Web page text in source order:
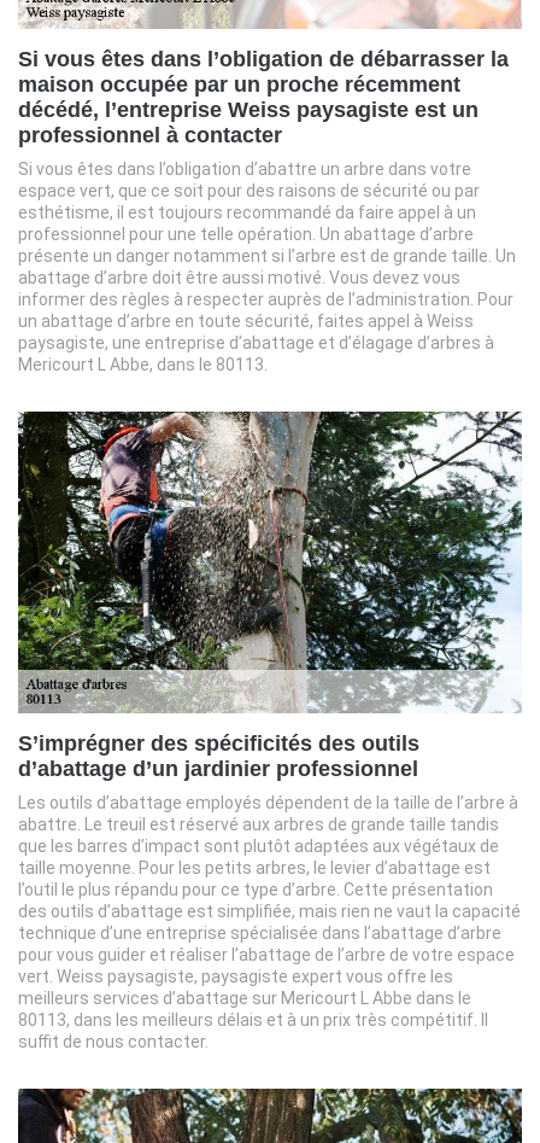
Si vous êtes dans l’obligation de débarrasser la
maison occupée par un proche récemment
décédé, l’entreprise Weiss paysagiste est un
professionnel à contacter
Si vous êtes dans l’obligation d’abattre un arbre dans votre
espace vert, que ce soit pour des raisons de sécurité ou par
esthétisme, il est toujours recommandé da faire appel à un
professionnel pour une telle opération. Un abattage d’arbre
présente un danger notamment si l’arbre est de grande taille. Un
abattage d’arbre doit être aussi motivé. Vous devez vous
informer des règles à respecter auprès de l’administration. Pour
un abattage d’arbre en toute sécurité, faites appel à Weiss
paysagiste, une entreprise d’abattage et d’élagage d’arbres à
Mericourt L Abbe, dans le 80113.
S’imprégner des spécificités des outils
d’abattage d’un jardinier professionnel
Les outils d’abattage employés dépendent de la taille de l’arbre à
abattre. Le treuil est réservé aux arbres de grande taille tandis
que les barres d’impact sont plutôt adaptées aux végétaux de
taille moyenne. Pour les petits arbres, le levier d’abattage est
l’outil le plus répandu pour ce type d’arbre. Cette présentation
des outils d’abattage est simplifiée, mais rien ne vaut la capacité
technique d’une entreprise spécialisée dans l’abattage d’arbre
pour vous guider et réaliser l’abattage de l’arbre de votre espace
vert. Weiss paysagiste, paysagiste expert vous offre les
meilleurs services d’abattage sur Mericourt L Abbe dans le
80113, dans les meilleurs délais et à un prix très compétitif. Il
suffit de nous contacter.